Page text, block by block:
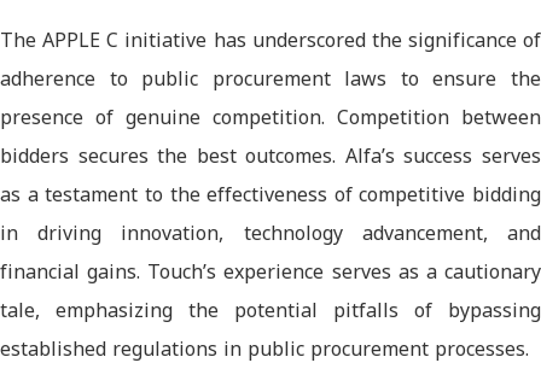
The APPLE C initiative has underscored the significance of
adherence to public procurement laws to ensure the
presence of genuine competition. Competition between
bidders secures the best outcomes. Alfa’s success serves
as a testament to the effectiveness of competitive bidding
in driving innovation, technology advancement, and
financial gains. Touch’s experience serves as a cautionary
tale, emphasizing the potential pitfalls of bypassing
established regulations in public procurement processes.